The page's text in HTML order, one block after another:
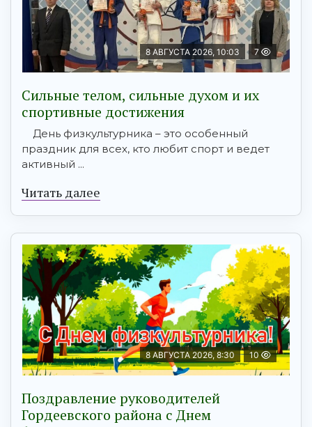
8 АВГУСТА 2026, 10:03 7
Сильные телом, сильные духом и их
спортивные достижения
День физкультурника – это особенный
праздник для всех, кто любит спорт и ведет
активный ...
Читать далее
8 АВГУСТА 2026, 8:30 10
Поздравление руководителей
Гордеевского района с Днем